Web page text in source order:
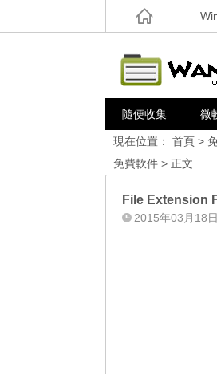
隨便收集 微
現在位置： 首頁 >
免費軟件 > 正文
File Extension
2015年03月18日